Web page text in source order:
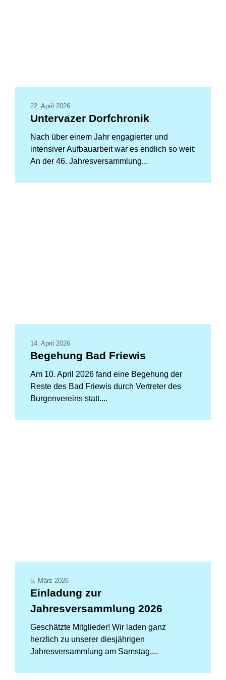
22. April 2026
Untervazer Dorfchronik
Nach über einem Jahr engagierter und
intensiver Aufbauarbeit war es endlich so weit:
An der 46. Jahresversammlung...
14. April 2026
Begehung Bad Friewis
Am 10. April 2026 fand eine Begehung der
Reste des Bad Friewis durch Vertreter des
Burgenvereins statt....
5. März 2026
Einladung zur
Jahresversammlung 2026
Geschätzte Mitglieder! Wir laden ganz
herzlich zu unserer diesjährigen
Jahresversammlung am Samstag,...